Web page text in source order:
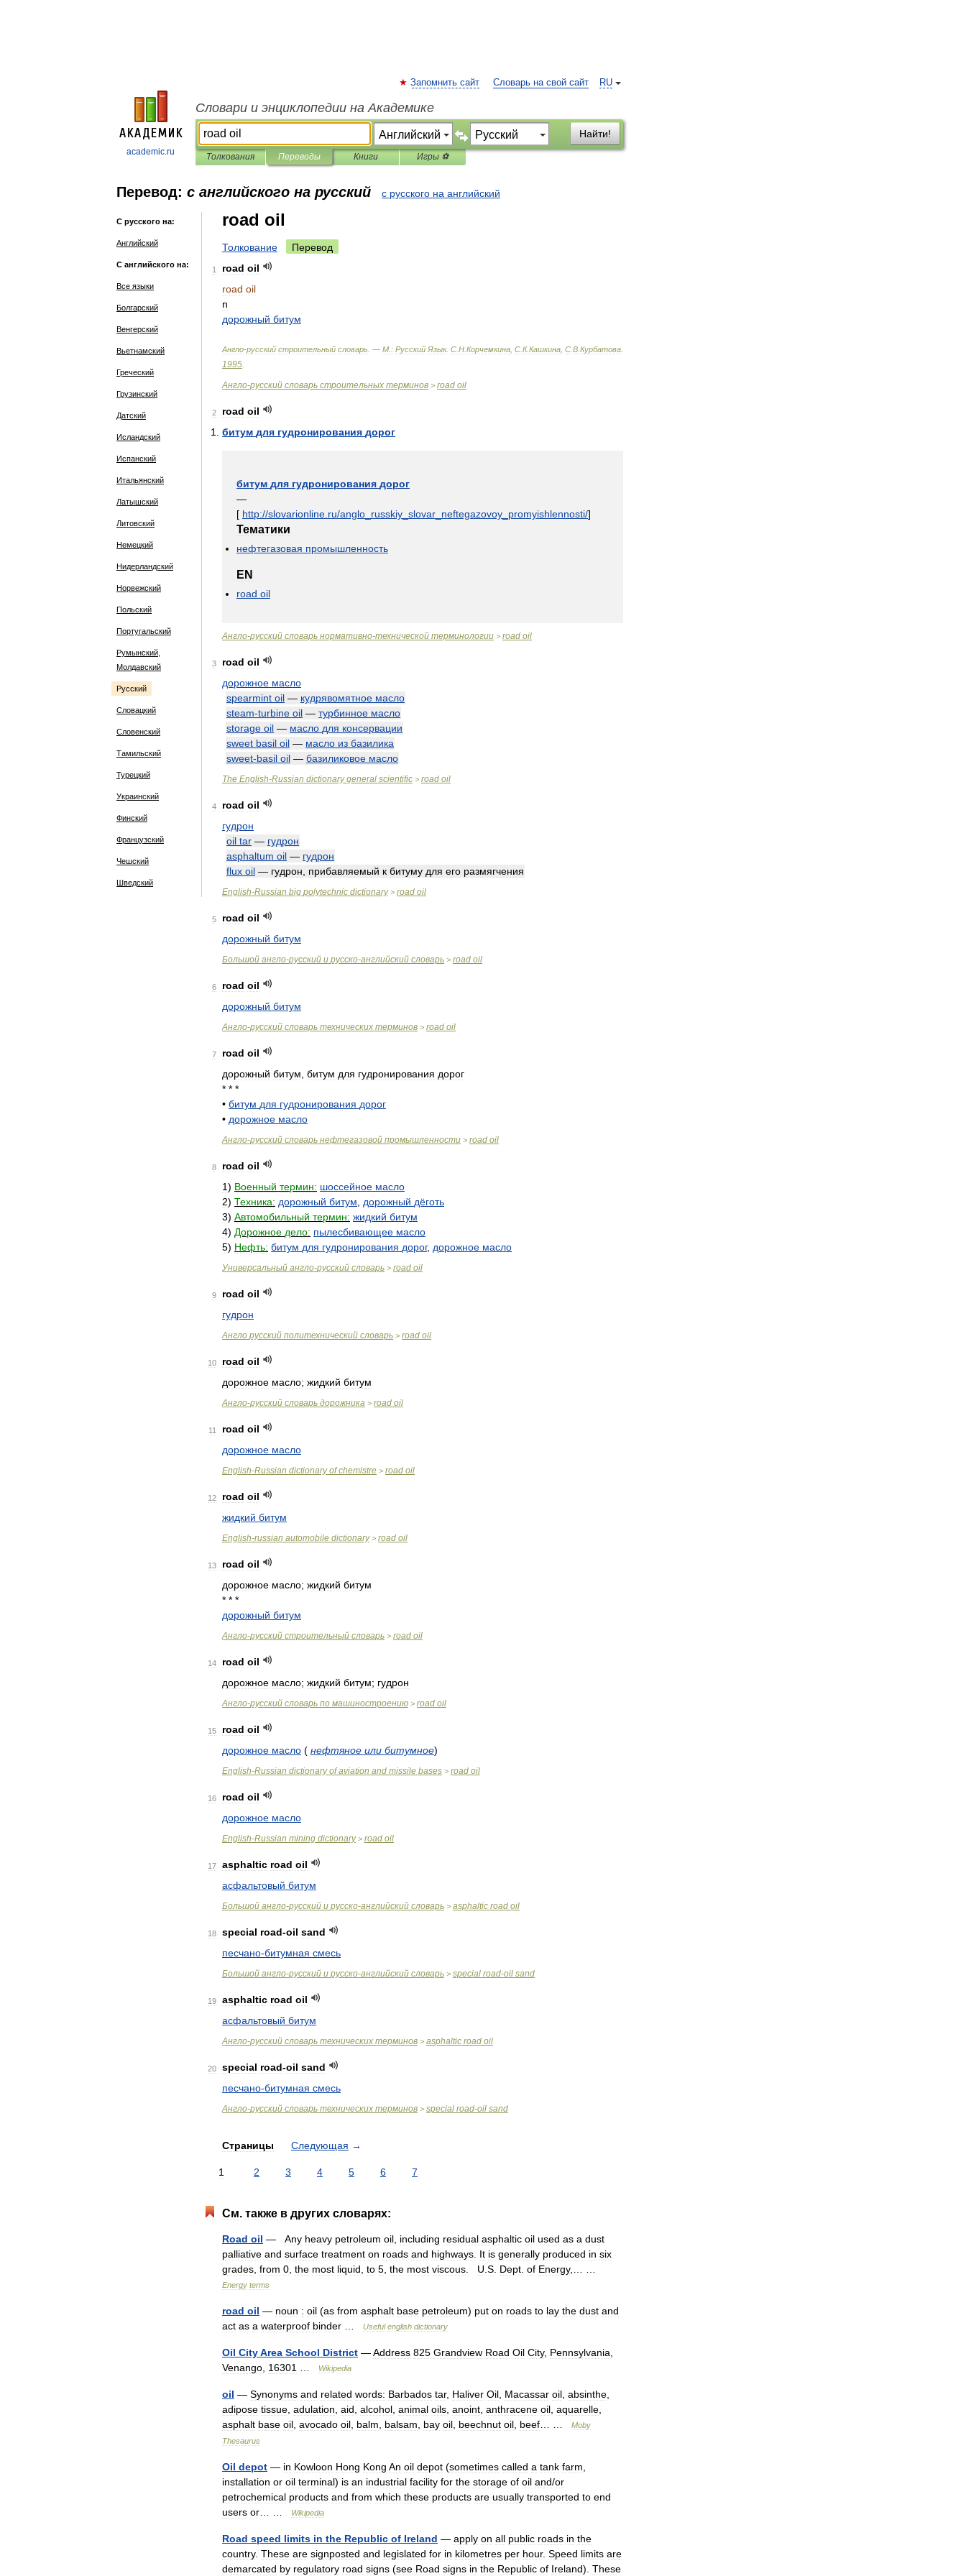
academic.ru
RU
Запомнить сайт Словарь на свой сайт
Словари и энциклопедии на Академике
Найти!
Толкования Переводы Книги Игры ⚽
Перевод: с английского на русский с русского на английский
С русского на:
Английский
С английского на:
Все языки
Болгарский
Венгерский
Вьетнамский
Греческий
Грузинский
Датский
Исландский
Испанский
Итальянский
Латышский
Литовский
Немецкий
Нидерландский
Норвежский
Польский
Португальский
Румынский,
Молдавский
Русский
Словацкий
Словенский
Тамильский
Турецкий
Украинский
Финский
Французский
Чешский
Шведский
road oil
Толкование Перевод
1 road oil
road oil
n
дорожный битум
Англо-русский строительный словарь . — М : Русский Язык. С Н Корчемкина С К.Кашкина С В Курбатова
1995
Англо-русский словарь строительных терминов > road oil
2 road oil
битум для гудронирования дорог
битум для гудронирования дорог
—
[ http://slovarionline ru/anglo russkiy slovar neftegazovoy promyishlennosti/]
Тематики
нефтегазовая промышленность
EN
road oil
Англо-русский словарь нормативно-технической терминологии > road oil
3 road oil
дорожное масло
spearmint oil — кудрявомятное масло
steam-turbine oil — турбинное масло
storage oil — масло для консервации
sweet basil oil — масло из базилика
sweet-basil oil — базиликовое масло
The English-Russian dictionary general scientific > road oil
4 road oil
гудрон
oil tar — гудрон
asphaltum oil — гудрон
flux oil — гудрон прибавляемый к битуму для его размягчения
English-Russian big polytechnic dictionary> road oil
5 road oil
дорожный битум
Большой англо-русский и русско-английский словарь > road oil
6 road oil
дорожный битум
Англо-русский словарь технических терминов > road oil
7 road oil
дорожный битум битум для гудронирования дорог
* * *
• битум для гудронирования дорог
• дорожное масло
Англо-русский словарь нефтегазовой промышленности > road oil
8 road oil
1) Военный термин: шоссейное масло
2) Техника: дорожный битум дорожный дёготь
3) Автомобильный термин: жидкий битум
4) Дорожное дело: пылесбивающее масло
5) Нефть: битум для гудронирования дорог, дорожное масло
Универсальный англо-русский словарь > road oil
9 road oil
гудрон
Англо русский политехнический словарь > road oil
10 road oil
дорожное масло; жидкий битум
Англо-русский словарь дорожника > road oil
11 road oil
дорожное масло
English-Russian dictionary of chemistre > road oil
12 road oil
жидкий битум
English-russian automobile dictionary> road oil
13 road oil
дорожное масло; жидкий битум
* * *
дорожный битум
Англо-русский строительный словарь > road oil
14 road oil
дорожное масло; жидкий битум; гудрон
Англо-русский словарь по машиностроению > road oil
15 road oil
дорожное масло ( нефтяное или битумное)
English-Russian dictionary of aviation and missile bases > road oil
16 road oil
дорожное масло
English-Russian mining dictionary> road oil
17 asphaltic road oil
асфальтовый битум
Большой англо-русский и русско-английский словарь > asphaltic road oil
18 special road-oil sand
песчано-битумная смесь
Большой англо-русский и русско-английский словарь > special road-oil sand
19 asphaltic road oil
асфальтовый битум
Англо-русский словарь технических терминов > asphaltic road oil
20 special road-oil sand
песчано-битумная смесь
Англо-русский словарь технических терминов > special road-oil sand
Страницы Следующая →
1 2 3 4 5 6 7
См. также в других словарях:
Road oil — Any heavy petroleum oil including residual asphaltic oil used as a dust
palliative and surface treatment on roads and highways It is generally produced in six
grades from 0 the most liquid to 5 the most viscous U S Dept of Energy,… …
Energy terms
road oil — noun : oil (as from asphalt base petroleum) put on roads to lay the dust and
act as a waterproof binder Useful english dictionary
Oil CityArea School District —Address 825 Grandview Road Oil City, Pennsylvania
Venango 16301 Wikipedia
oil — Synonyms and related words: Barbados tar, Haliver Oil Macassar oil absinthe
adipose tissue adulation aid alcohol animal oils anoint anthracene oil aquarelle
asphalt base oil avocado oil balm balsam bay oil beechnut oil beef
Moby
Thesaurus
Oil depot — in Kowloon Hong Kong An oil depot (sometimes called a tank farm
installation or oil terminal) is an industrial facility for the storage of oil and/or
petrochemical products and from which these products are usually transported to end
users or Wikipedia
Road speed limits in the Republic of Ireland — apply on all public roads in the
country. These are signposted and legislated for in kilometres per hour. Speed limits are
demarcated by regulatory road signs (see Road signs in the Republic of Ireland). These